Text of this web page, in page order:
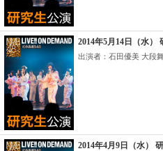
2014年5月14日（水）
出演者：石田優美 大段
2014年4月9日（水）